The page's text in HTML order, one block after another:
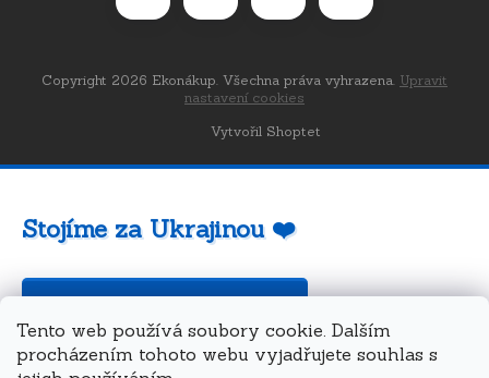
Tento web používá soubory cookie. Dalším
procházením tohoto webu vyjadřujete souhlas s
Vytvořil Shoptet
Copyright 2026 Ekonákup . Všechna práva vyhrazena. Upravit
nastavení cookies
Stojíme za Ukrajinou ❤️